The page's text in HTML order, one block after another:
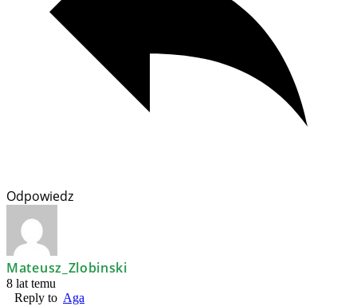
Odpowiedz
Mateusz_Zlobinski
8 lat temu
Reply to Aga